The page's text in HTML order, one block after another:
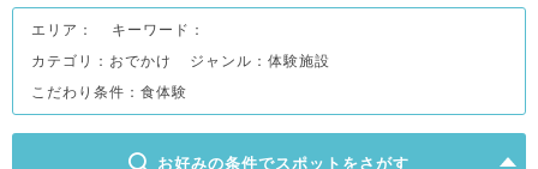
エリア：
キーワード：
カテゴリ：おでかけ
ジャンル：体験施設
こだわり条件： 食体験
お好みの条件でスポットをさがす